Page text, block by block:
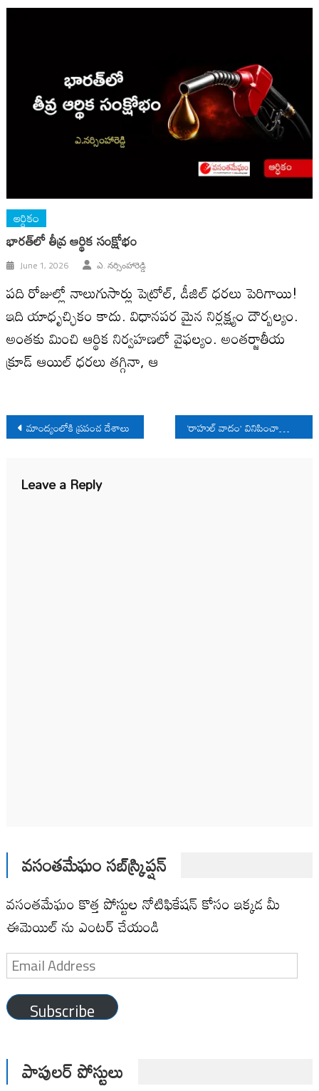
ఆర్ధికం
భారత్‌లో తీవ్ర ఆర్థిక సంక్షోభం
June 1, 2026 ఎ. నర్సింహారెడ్డి
పది రోజుల్లో నాలుగుసార్లు పెట్రోల్, డీజిల్ ధరలు పెరిగాయి!
ఇది యాధృచ్ఛికం కాదు. విధానపర మైన నిర్లక్ష్యం దౌర్బ‌ల్యం.
అంత‌కు మించి ఆర్థిక నిర్వహణలో వైఫల్యం. అంతర్జాతీయ
క్రూడ్ ఆయిల్ ధ‌రలు తగ్గినా, ఆ
Post
navigation
మాంద్యంలోకి ప్రపంచ దేశాలు ‘రాహుల్‌ వాదం’ వినిపించాల్సిందేనా?
Leave a Reply
వసంతమేఘం సబ్‌స్క్రిప్షన్
వసంతమేఘం కొత్త పోస్టుల నోటిఫికేషన్ కోసం ఇక్కడ మీ
ఈమెయిల్ ను ఎంటర్ చేయండి
Email
Address
Subscribe
పాపులర్ పోస్టులు